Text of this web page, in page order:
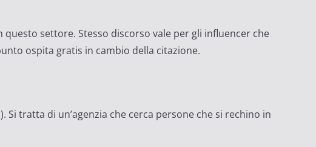
settore. Stesso discorso vale per gli influencer che
ospita gratis in cambio della citazione.
tratta di un’agenzia che cerca persone che si rechino in